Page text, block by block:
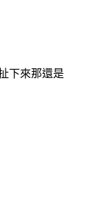
下來那還是